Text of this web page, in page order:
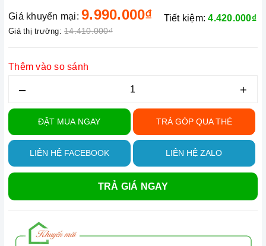
Giá khuyến mại: 9.990.000₫
Giá thị trường: 14.410.000₫
Tiết kiệm:4.420.000₫
Thêm vào so sánh
– +
ĐẶT MUA NGAY TRẢ GÓP QUA THẺ
LIÊN HỆ FACEBOOK LIÊN HỆ ZALO
TRẢ GIÁ NGAY